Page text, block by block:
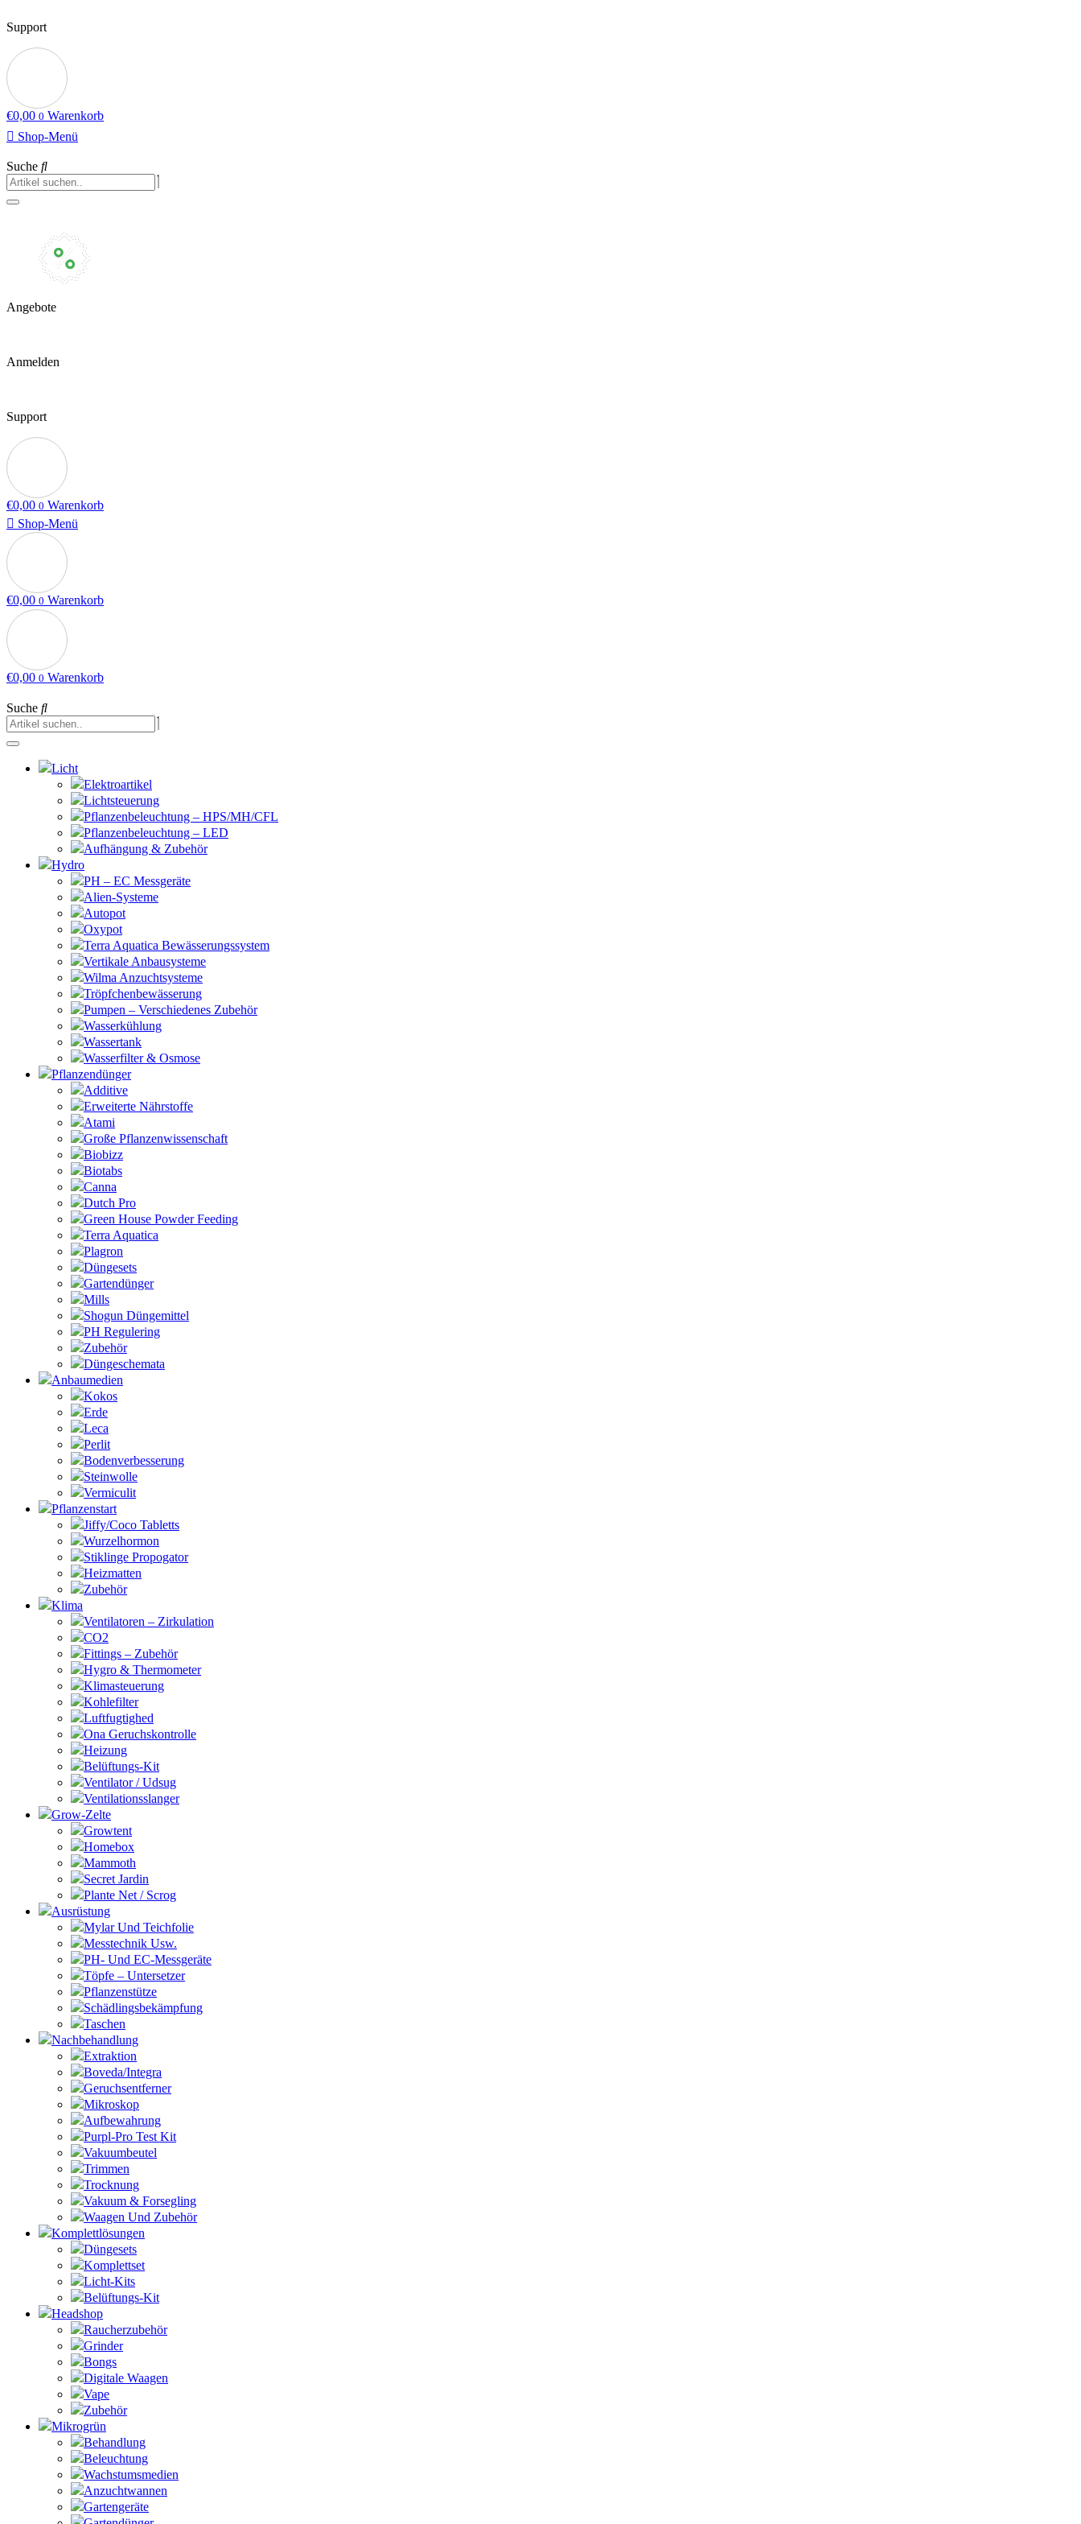
Support
€0,00 0 Warenkorb
Shop-Menü
Suche
Angebote
Anmelden
Support
€0,00 0 Warenkorb
Shop-Menü
€0,00 0 Warenkorb
€0,00 0 Warenkorb
Suche
Licht
Elektroartikel
Lichtsteuerung
Pflanzenbeleuchtung – HPS/MH/CFL
Pflanzenbeleuchtung – LED
Aufhängung & Zubehör
Hydro
PH – EC Messgeräte
Alien-Systeme
Autopot
Oxypot
Terra Aquatica Bewässerungssystem
Vertikale Anbausysteme
Wilma Anzuchtsysteme
Tröpfchenbewässerung
Pumpen – Verschiedenes Zubehör
Wasserkühlung
Wassertank
Wasserfilter & Osmose
Pflanzendünger
Additive
Erweiterte Nährstoffe
Atami
Große Pflanzenwissenschaft
Biobizz
Biotabs
Canna
Dutch Pro
Green House Powder Feeding
Terra Aquatica
Plagron
Düngesets
Gartendünger
Mills
Shogun Düngemittel
PH Regulering
Zubehör
Düngeschemata
Anbaumedien
Kokos
Erde
Leca
Perlit
Bodenverbesserung
Steinwolle
Vermiculit
Pflanzenstart
Jiffy/Coco Tabletts
Wurzelhormon
Stiklinge Propogator
Heizmatten
Zubehör
Klima
Ventilatoren – Zirkulation
CO2
Fittings – Zubehör
Hygro & Thermometer
Klimasteuerung
Kohlefilter
Luftfugtighed
Ona Geruchskontrolle
Heizung
Belüftungs-Kit
Ventilator / Udsug
Ventilationsslanger
Grow-Zelte
Growtent
Homebox
Mammoth
Secret Jardin
Plante Net / Scrog
Ausrüstung
Mylar Und Teichfolie
Messtechnik Usw.
PH- Und EC-Messgeräte
Töpfe – Untersetzer
Pflanzenstütze
Schädlingsbekämpfung
Taschen
Nachbehandlung
Extraktion
Boveda/Integra
Geruchsentferner
Mikroskop
Aufbewahrung
Purpl-Pro Test Kit
Vakuumbeutel
Trimmen
Trocknung
Vakuum & Forsegling
Waagen Und Zubehör
Komplettlösungen
Düngesets
Komplettset
Licht-Kits
Belüftungs-Kit
Headshop
Raucherzubehör
Grinder
Bongs
Digitale Waagen
Vape
Zubehör
Mikrogrün
Behandlung
Beleuchtung
Wachstumsmedien
Anzuchtwannen
Gartengeräte